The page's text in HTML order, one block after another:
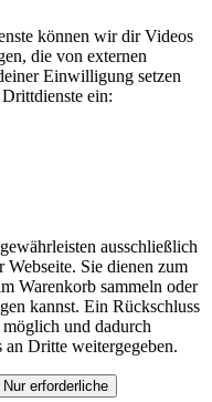
können wir dir Videos
die von externen
Einwilligung setzen
ein:
ausschließlich
Webseite. Sie dienen zum
Warenkorb sammeln oder
kannst. Ein Rückschluss
und dadurch
Dritte weitergegeben.
Nur erforderliche